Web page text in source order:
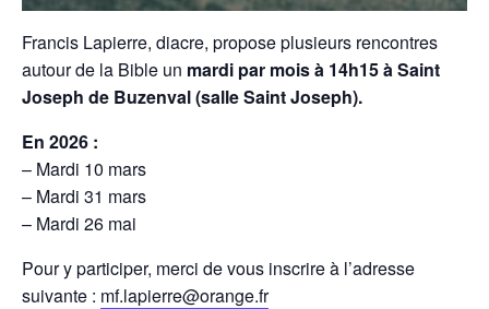
Francis Lapierre, diacre, propose plusieurs rencontres
autour de la Bible un mardi par mois à 14h15 à Saint
Joseph de Buzenval (salle Saint Joseph).
En 2026 :
– Mardi 10 mars
– Mardi 31 mars
– Mardi 26 mai
Pour y participer, merci de vous inscrire à l’adresse
suivante : mf.lapierre@orange.fr